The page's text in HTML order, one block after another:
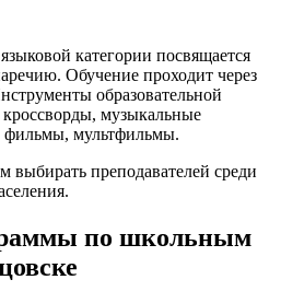
категории посвящается
Обучение проходит через
образовательной
музыкальные
фильмы, мультфильмы.
выбирать преподавателей среди
по школьным